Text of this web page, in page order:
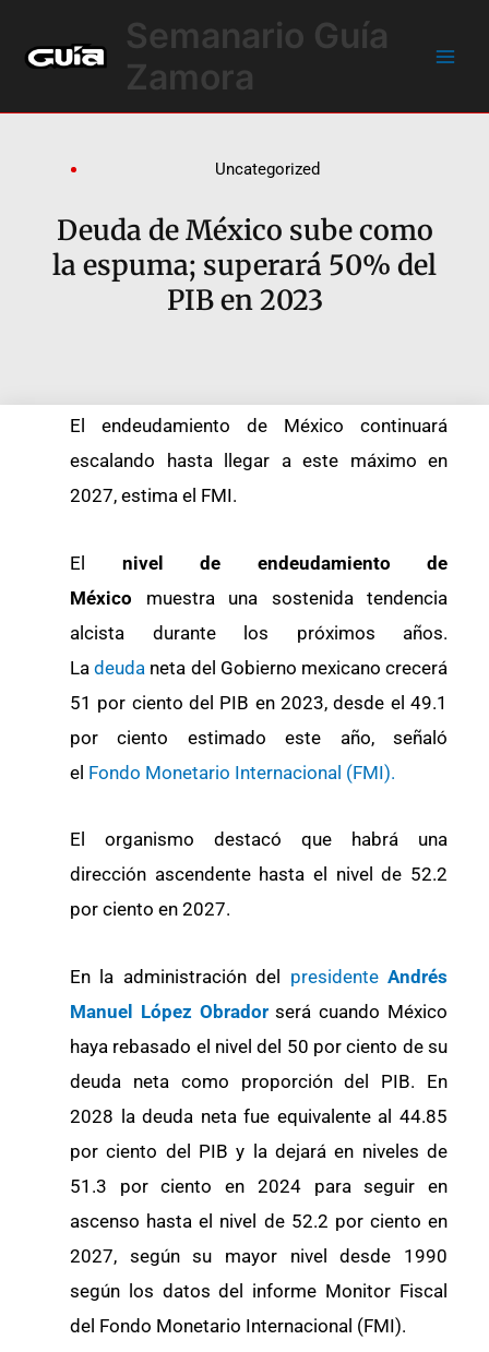
contenido
Semanario Guía
Zamora
Uncategorized
Deuda de México sube como
la espuma; superará 50% del
PIB en 2023
El endeudamiento de México continuará
escalando hasta llegar a este máximo en
2027, estima el FMI.
El nivel de endeudamiento de
México muestra una sostenida tendencia
alcista durante los próximos años.
Ladeuda neta del Gobierno mexicano crecerá
51 por ciento del PIB en 2023, desde el 49.1
por ciento estimado este año, señaló
el Fondo Monetario Internacional (FMI).
El organismo destacó que habrá una
dirección ascendente hasta el nivel de 52.2
por ciento en 2027.
En la administración del presidenteAndrés
Manuel López Obradorserá cuando México
haya rebasado el nivel del 50 por ciento de su
deuda neta como proporción del PIB. En
2028 la deuda neta fue equivalente al 44.85
por ciento del PIB y la dejará en niveles de
51.3 por ciento en 2024 para seguir en
ascenso hasta el nivel de 52.2 por ciento en
2027, según su mayor nivel desde 1990
según los datos del informe Monitor Fiscal
del Fondo Monetario Internacional (FMI).